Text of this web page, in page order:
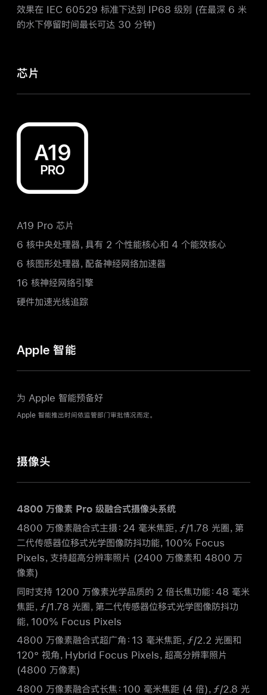
效果在 IEC 60529 标准下达到 IP68 级别 (在最深 6 米
的水下停留时间最长可达 30 分钟)
芯片
A19 Pro 芯片
6 核中央处理器，具有 2 个性能核心和 4 个能效核心
6 核图形处理器，配备神经网络加速器
16 核神经网络引擎
硬件加速光线追踪
Apple 智能
为 Apple 智能预备好
Apple 智能推出时间依监管部门审批情况而定。
摄像头
4800 万像素 Pro 级融合式摄像头系统
4800 万像素融合式主摄：24 毫米焦距，ƒ/1.78 光圈，第
二代传感器位移式光学图像防抖功能，100% Focus
Pixels，支持超高分辨率照片 (2400 万像素和 4800 万
像素)
同时支持 1200 万像素光学品质的 2 倍长焦功能：48 毫米
焦距，ƒ/1.78 光圈，第二代传感器位移式光学图像防抖功
能，100% Focus Pixels
4800 万像素融合式超广角：13 毫米焦距，ƒ/2.2 光圈和
120° 视角，Hybrid Focus Pixels，超高分辨率照片
(4800 万像素)
4800 万像素融合式长焦：100 毫米焦距 (4 倍)，ƒ/2.8 光